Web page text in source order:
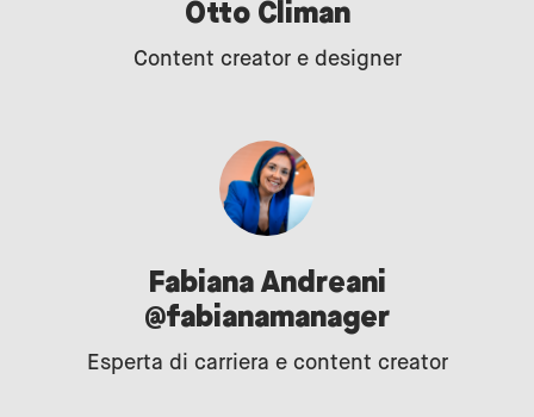
Otto Climan
Content creator e designer
Fabiana Andreani
@fabianamanager
Esperta di carriera e content creator